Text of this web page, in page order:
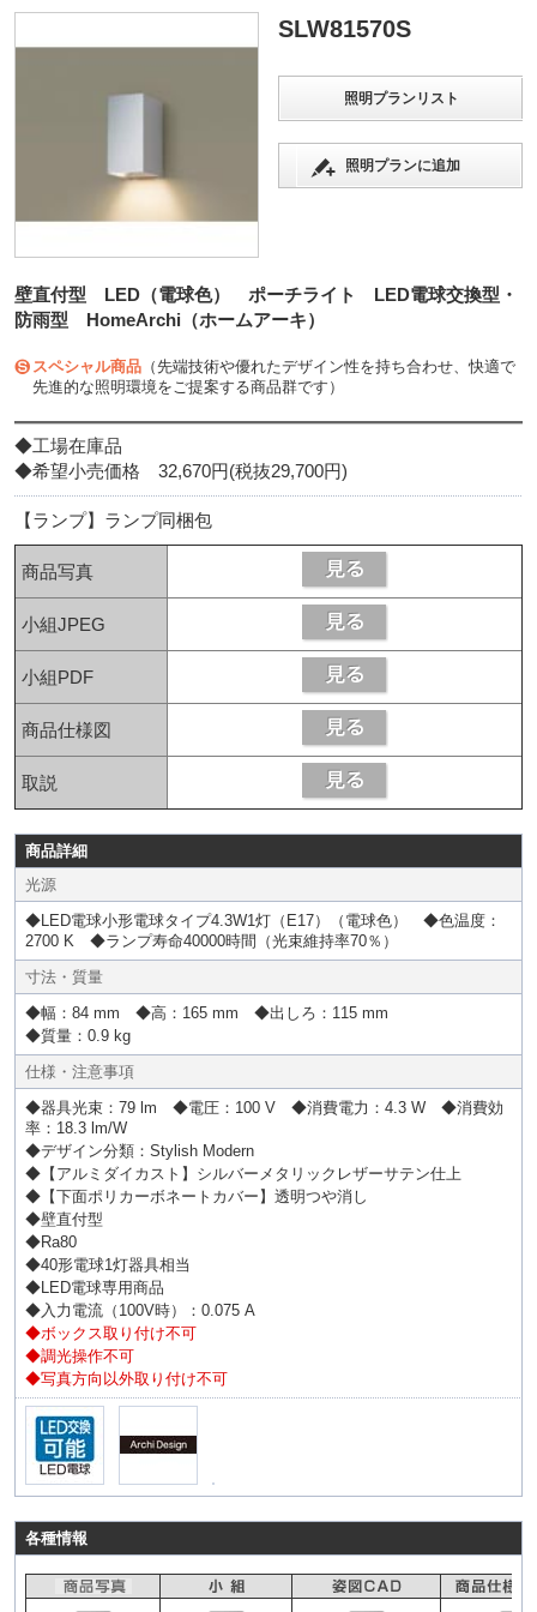
SLW81570S
照明プランリスト
照明プランに追加
壁直付型 LED（電球色） ポーチライト LED電球交換型・
防雨型 HomeArchi（ホームアーキ）
スペシャル商品 （先端技術や優れたデザイン性を持ち合わせ、快適で
先進的な照明環境をご提案する商品群です）
◆工場在庫品
◆希望小売価格 32,670円(税抜29,700円)
【ランプ】ランプ同梱包
商品写真
小組JPEG
小組PDF
商品仕様図
取説
商品詳細
光源
◆LED電球小形電球タイプ4.3W1灯（E17）（電球色） ◆色温度：
2700 K ◆ランプ寿命40000時間（光束維持率70％）
寸法・質量
◆幅：84 mm ◆高：165 mm ◆出しろ：115 mm
◆質量：0.9 kg
仕様・注意事項
◆器具光束：79 lm ◆電圧：100 V ◆消費電力：4.3 W ◆消費効
率：18.3 lm/W
◆デザイン分類：Stylish Modern
◆【アルミダイカスト】シルバーメタリックレザーサテン仕上
◆【下面ポリカーボネートカバー】透明つや消し
◆壁直付型
◆Ra80
◆40形電球1灯器具相当
◆LED電球専用商品
◆入力電流（100V時）：0.075 A
◆ボックス取り付け不可
◆調光操作不可
◆写真方向以外取り付け不可
各種情報